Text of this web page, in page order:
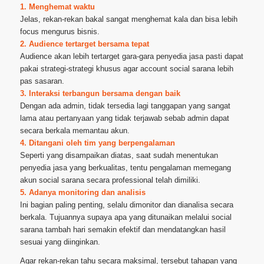
1. Menghemat waktu
Jelas, rekan-rekan bakal sangat menghemat kala dan bisa lebih
focus mengurus bisnis.
2. Audience tertarget bersama tepat
Audience akan lebih tertarget gara-gara penyedia jasa pasti dapat
pakai strategi-strategi khusus agar account social sarana lebih
pas sasaran.
3. Interaksi terbangun bersama dengan baik
Dengan ada admin, tidak tersedia lagi tanggapan yang sangat
lama atau pertanyaan yang tidak terjawab sebab admin dapat
secara berkala memantau akun.
4. Ditangani oleh tim yang berpengalaman
Seperti yang disampaikan diatas, saat sudah menentukan
penyedia jasa yang berkualitas, tentu pengalaman memegang
akun social sarana secara professional telah dimiliki.
5. Adanya monitoring dan analisis
Ini bagian paling penting, selalu dimonitor dan dianalisa secara
berkala. Tujuannya supaya apa yang ditunaikan melalui social
sarana tambah hari semakin efektif dan mendatangkan hasil
sesuai yang diinginkan.
Agar rekan-rekan tahu secara maksimal, tersebut tahapan yang